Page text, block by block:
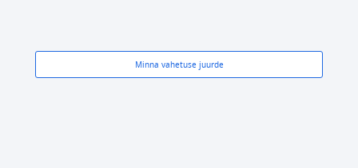
Minna vahetuse juurde